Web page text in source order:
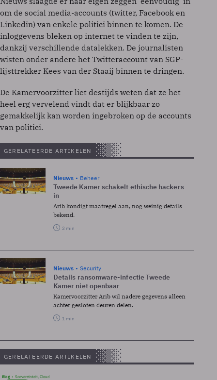
om de social media-accounts (twitter, Facebook en
Linkedin) van enkele politici binnen te komen. De
inloggevens bleken op internet te vinden te zijn,
dankzij verschillende datalekken. De journalisten
wisten onder andere het Twitteraccount van SGP-
lijsttrekker Kees van der Staaij binnen te dringen.
De Kamervoorzitter liet destijds weten dat ze het
heel erg vervelend vindt dat er blijkbaar zo
gemakkelijk kan worden ingebroken op de accounts
van politici.
GERELATEERDE ARTIKELEN
Nieuws Beheer
Tweede Kamer schakelt ethische hackers
in
Arib kondigt maatregel aan, nog weinig details
bekend.
2 min
Nieuws Security
Details ransomware-infectie Tweede
Kamer niet openbaar
Kamervoorzitter Arib wil nadere gegevens alleen
achter gesloten deuren delen.
1 min
GERELATEERDE ARTIKELEN
Blog Soevereinteit, Cloud